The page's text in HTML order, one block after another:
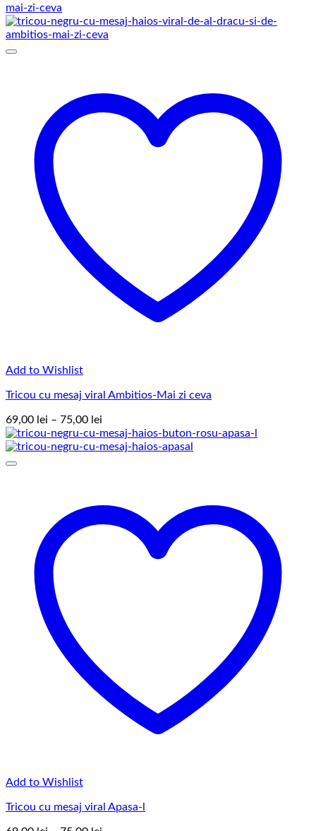
69,00 lei
până
Add to Wishlist
Tricou cu mesaj viral Ambitios-Mai zi ceva
69,00 lei – 75,00 lei
de
prețuri:
Add to Wishlist
Tricou cu mesaj viral Apasa-l